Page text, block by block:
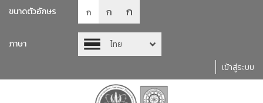
ขนาดตัวอักษร ก ก ก
ภาษา
ไทย
เข้าสู่ระบบ